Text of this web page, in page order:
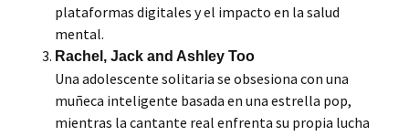
plataformas digitales y el impacto en la salud
mental.
Rachel, Jack and Ashley Too
Una adolescente solitaria se obsesiona con una
muñeca inteligente basada en una estrella pop,
mientras la cantante real enfrenta su propia lucha